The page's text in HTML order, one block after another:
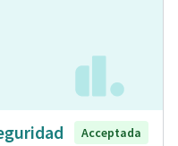
Acceptada